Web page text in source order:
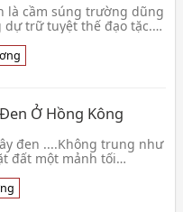
là cầm súng trường dũng
dự trữ tuyệt thế đạo tặc.
tay đang lúc nhà lớn sụp
Ở Hồng Kông
đen ....Không trung như
đất một mảnh tối
cổng bị mở toang,
xoạch